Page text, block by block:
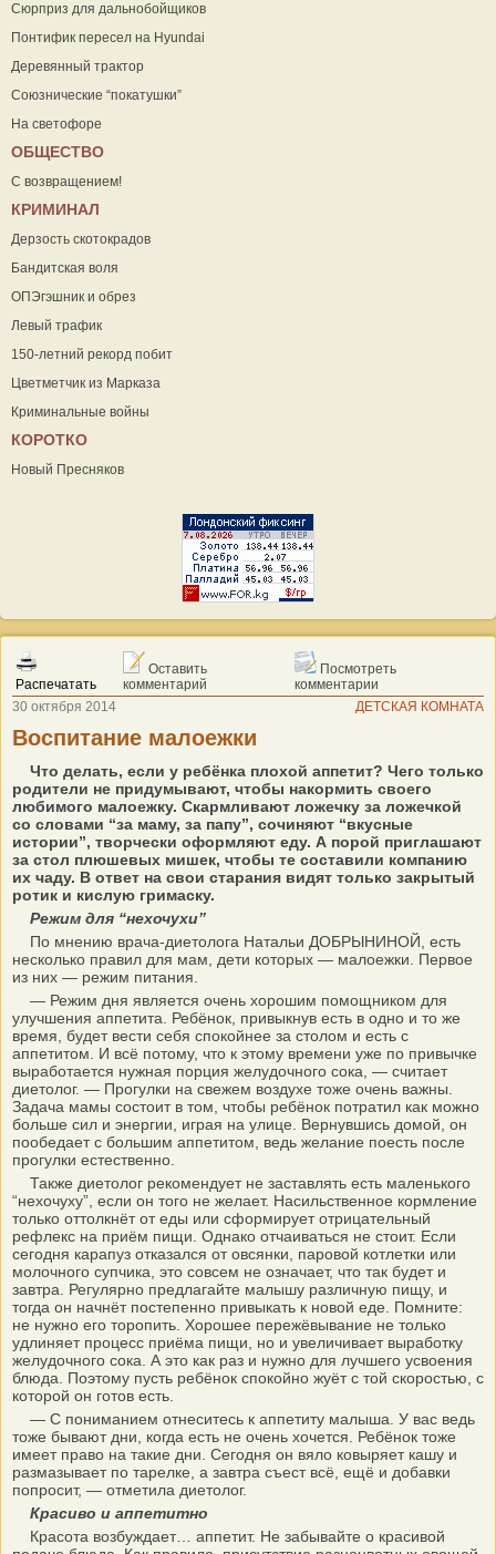
Сюрприз для дальнобойщиков
Понтифик пересел на Hyundai
Деревянный трактор
Союзнические “покатушки”
На светофоре
ОБЩЕСТВО
С возвращением!
КРИМИНАЛ
Дерзость скотокрадов
Бандитская воля
ОПЭгэшник и обрез
Левый трафик
150-летний рекорд побит
Цветметчик из Марказа
Криминальные войны
КОРОТКО
Новый Пресняков
Распечатать
Оставить
комментарий
Посмотреть
комментарии
30 октября 2014
ДЕТСКАЯ КОМНАТА
Воспитание малоежки
Что делать, если у ребёнка плохой аппетит? Чего только
родители не придумывают, чтобы накормить своего
любимого малоежку. Скармливают ложечку за ложечкой
со словами “за маму, за папу”, сочиняют “вкусные
истории”, творчески оформляют еду. А порой приглашают
за стол плюшевых мишек, чтобы те составили компанию
их чаду. В ответ на свои старания видят только закрытый
ротик и кислую гримаску.
Режим для “нехочухи”
По мнению врача-диетолога Натальи ДОБРЫНИНОЙ, есть
несколько правил для мам, дети которых — малоежки. Первое
из них — режим питания.
— Режим дня является очень хорошим помощником для
улучшения аппетита. Ребёнок, привыкнув есть в одно и то же
время, будет вести себя спокойнее за столом и есть с
аппетитом. И всё потому, что к этому времени уже по привычке
выработается нужная порция желудочного сока, — считает
диетолог. — Прогулки на свежем воздухе тоже очень важны.
Задача мамы состоит в том, чтобы ребёнок потратил как можно
больше сил и энергии, играя на улице. Вернувшись домой, он
пообедает с большим аппетитом, ведь желание поесть после
прогулки естественно.
Также диетолог рекомендует не заставлять есть маленького
“нехочуху”, если он того не желает. Насильственное кормление
только оттолкнёт от еды или сформирует отрицательный
рефлекс на приём пищи. Однако отчаиваться не стоит. Если
сегодня карапуз отказался от овсянки, паровой котлетки или
молочного супчика, это совсем не означает, что так будет и
завтра. Регулярно предлагайте малышу различную пищу, и
тогда он начнёт постепенно привыкать к новой еде. Помните:
не нужно его торопить. Хорошее пережёвывание не только
удлиняет процесс приёма пищи, но и увеличивает выработку
желудочного сока. А это как раз и нужно для лучшего усвоения
блюда. Поэтому пусть ребёнок спокойно жуёт с той скоростью, с
которой он готов есть.
— С пониманием отнеситесь к аппетиту малыша. У вас ведь
тоже бывают дни, когда есть не очень хочется. Ребёнок тоже
имеет право на такие дни. Сегодня он вяло ковыряет кашу и
размазывает по тарелке, а завтра съест всё, ещё и добавки
попросит, — отметила диетолог.
Красиво и аппетитно
Красота возбуждает… аппетит. Не забывайте о красивой